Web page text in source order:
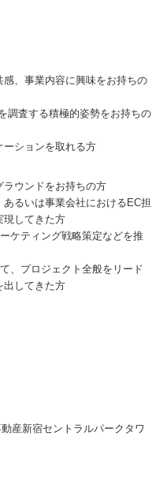
感、事業内容に興味をお持ちの
調査する積極的姿勢をお持ちの
ーションを取れる方
ラウンドをお持ちの方
るいは事業会社におけるEC担
現してきた方
ケティング戦略策定などを推
、プロジェクト全般をリード
出してきた方
産新宿セントラルパークタワ